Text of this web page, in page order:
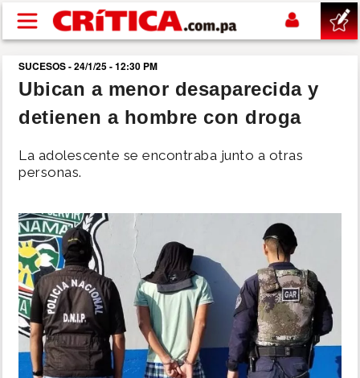
Pasar al contenido principal
buscar
SUCESOS
NACIONAL
SHOW
DEPORTES
MUNDO
SUCESOS - 24/1/25 - 12:30 PM
Ubican a menor desaparecida y
detienen a hombre con droga
La adolescente se encontraba junto a otras
personas.